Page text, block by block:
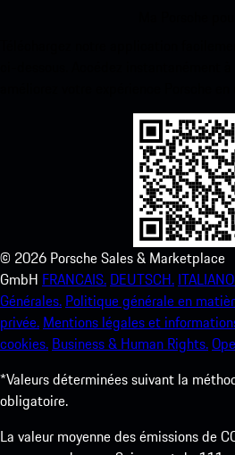
© 2026 Porsche Sales & Marketplace
GmbH FRANCAIS. DEUTSCH.
Générales. Politique générale en
privée. Mentions légales et
cookies. Business & Human Rights.
*Valeurs déterminées suivant la
obligatoire.
La valeur moyenne des émissions de